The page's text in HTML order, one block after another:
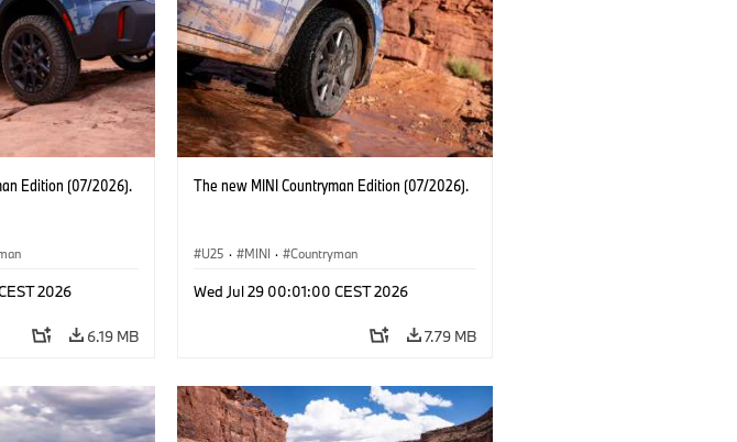
Edition (07/2026).
2026
6.19 MB
The new MINI Countryman Edition (07/2026).
U25 · MINI · Countryman
Wed Jul 29 00:01:00 CEST 2026
7.79 MB